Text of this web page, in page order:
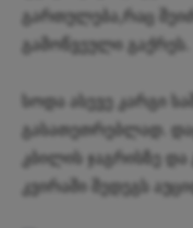
გართულება,რაც
გამოწვეული გაქრეს.
სოდა ასევე კარგი
გასათეთრებლად.
კბილის ჯაგრისზე
კვირაში შედეგს